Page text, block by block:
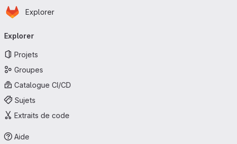
Passer au contenu principal
Page d'accueil
Explorer
principale
Explorer
Projets
Groupes
Catalogue CI/CD
Sujets
Extraits de code
Aide